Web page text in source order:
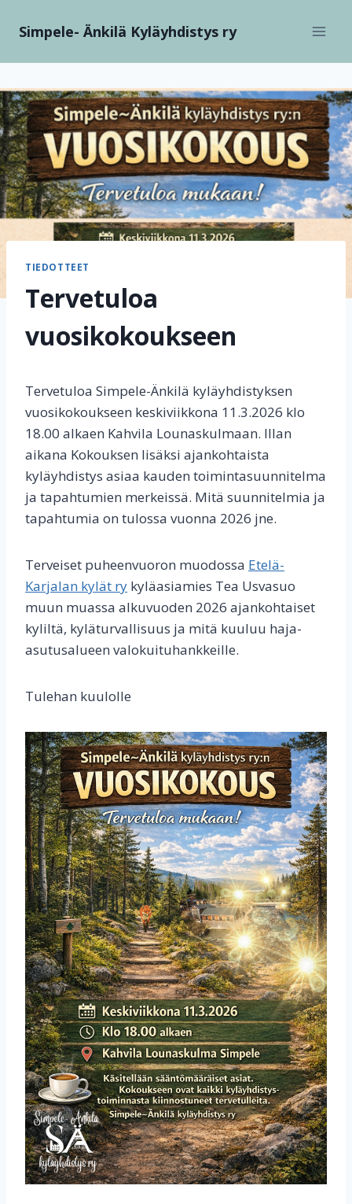
sisältöön
Simpele- Änkilä Kyläyhdistys ry
TIEDOTTEET
Tervetuloa
vuosikokoukseen
Tervetuloa Simpele-Änkilä kyläyhdistyksen
vuosikokoukseen keskiviikkona 11.3.2026 klo
18.00 alkaen Kahvila Lounaskulmaan. Illan
aikana Kokouksen lisäksi ajankohtaista
kyläyhdistys asiaa kauden toimintasuunnitelma
ja tapahtumien merkeissä. Mitä suunnitelmia ja
tapahtumia on tulossa vuonna 2026 jne.
Terveiset puheenvuoron muodossa Etelä-
Karjalan kylät ry kyläasiamies Tea Usvasuo
muun muassa alkuvuoden 2026 ajankohtaiset
kyliltä, kyläturvallisuus ja mitä kuuluu haja-
asutusalueen valokuituhankkeille.
Tulehan kuulolle